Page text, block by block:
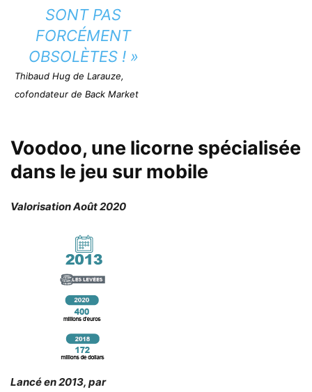
SONT PAS
FORCÉMENT
OBSOLÈTES ! »
Thibaud Hug de Larauze,
cofondateur de Back Market
Voodoo, une licorne spécialisée
dans le jeu sur mobile
Valorisation Août 2020
Lancé en 2013, par